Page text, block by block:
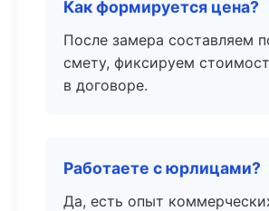
Как формируется цена?
После замера составляем
смету, фиксируем
в договоре.
Работаете с юрлицами?
Да, есть опыт